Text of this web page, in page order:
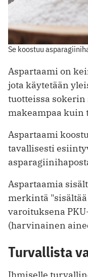
Se koostuu
Aspartaami on
jota käytetään
tuotteissa sokerin
makeampaa kuin
Aspartaami
tavallisesti
Aspartaamia
merkintä
varoituksena
(harvinainen
Turvallista